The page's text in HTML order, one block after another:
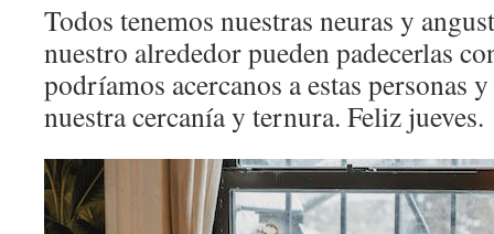
Todos tenemos nuestras neuras y
nuestro alrededor pueden padecerlas
podríamos acercanos a estas personas
nuestra cercanía y ternura. Feliz jueves.